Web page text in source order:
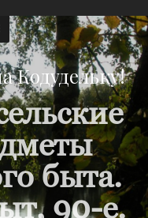
Кодудельку!
быта.
90-е.